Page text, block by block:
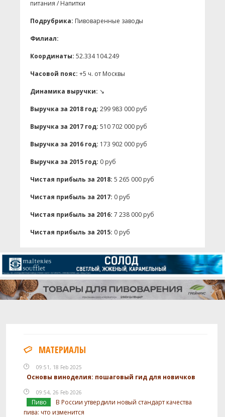
питания / Напитки
Подрубрика: Пивоваренные заводы
Филиал:
Координаты: 52.334 104.249
Часовой пояс: +5 ч. от Москвы
Динамика выручки: ↘
Выручка за 2018 год: 299 983 000 руб
Выручка за 2017 год: 510 702 000 руб
Выручка за 2016 год: 173 902 000 руб
Выручка за 2015 год: 0 руб
Чистая прибыль за 2018: 5 265 000 руб
Чистая прибыль за 2017: 0 руб
Чистая прибыль за 2016: 7 238 000 руб
Чистая прибыль за 2015: 0 руб
МАТЕРИАЛЫ
09:51, 18 Feb 2025
Основы виноделия: пошаговый гид для новичков
09:54, 26 Feb 2026
Пиво
В России утвердили новый стандарт качества
пива: что изменится